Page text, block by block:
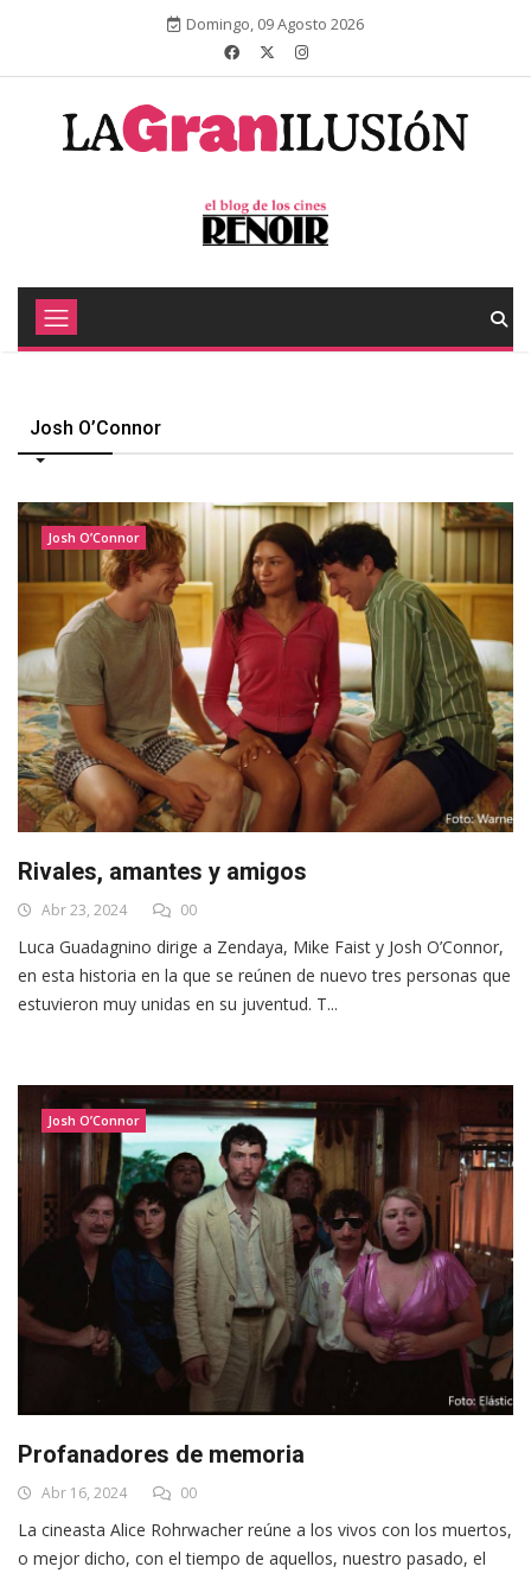
Domingo, 09 Agosto 2026
Josh O’Connor
Josh O’Connor
Rivales, amantes y amigos
Abr 23, 2024 00
Luca Guadagnino dirige a Zendaya, Mike Faist y Josh O’Connor,
en esta historia en la que se reúnen de nuevo tres personas que
estuvieron muy unidas en su juventud. T...
Josh O’Connor
Profanadores de memoria
Abr 16, 2024 00
La cineasta Alice Rohrwacher reúne a los vivos con los muertos,
o mejor dicho, con el tiempo de aquellos, nuestro pasado, el